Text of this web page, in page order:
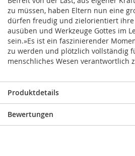
zu müssen, haben Eltern nun eine
dürfen freudig und zielorientiert ihre
ausüben und Werkzeuge Gottes im
sein.»Es ist ein faszinierender
zu werden und plötzlich vollständig
menschliches Wesen verantwortlich
Produktdetails
Bewertungen